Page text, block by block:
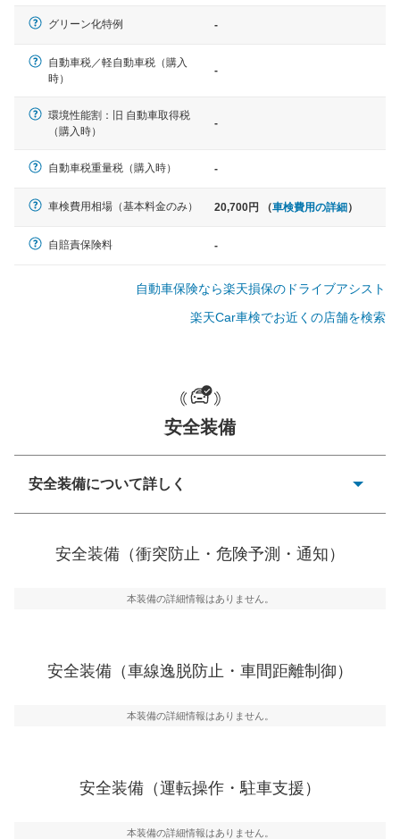
クラウン、アルファード、フォレ
カD:5 など
一般的な荷物のサイズの目安
グリーン化特例 -
自動車税／軽自動車税（購入
時）
-
環境性能割：旧 自動車取得税
（購入時）
-
自動車税重量税（購入時） -
車検費用相場（基本料金のみ） 20,700円 （車検費用の詳細）
自賠責保険料 -
自動車保険なら楽天損保のドライブアシスト
楽天Car車検でお近くの店舗を検索
安全装備
安全装備について詳しく
ーキアシスト、ABSなどが装備されています。
車線逸脱防止
車線のはみだしやふらつきを防止するためにレーンキー
運転・駐車支援
グ・アシストやサイドブラインドモニターなどが装備さ
安全装備（衝突防止・危険予測・通知）
本装備の詳細情報はありません。
安全装備（車線逸脱防止・車間距離制御）
本装備の詳細情報はありません。
安全装備（運転操作・駐車支援）
本装備の詳細情報はありません。